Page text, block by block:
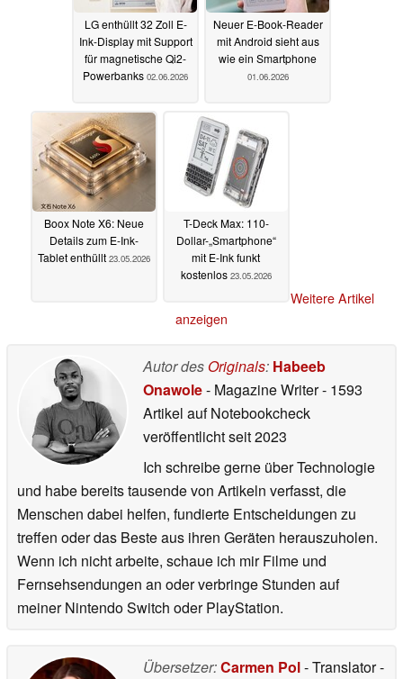
LG enthüllt 32 Zoll E-
Ink-Display mit Support
für magnetische Qi2-
Powerbanks 02.06.2026
Neuer E-Book-Reader
mit Android sieht aus
wie ein Smartphone
01.06.2026
Boox Note X6: Neue
Details zum E-Ink-
Tablet enthüllt 23.05.2026
T-Deck Max: 110-
Dollar-„Smartphone“
mit E-Ink funkt
kostenlos 23.05.2026
Weitere Artikel
anzeigen
Autor des Originals: Habeeb
Onawole- Magazine Writer- 1593
Artikel auf Notebookcheck
veröffentlichtseit 2023
Ich schreibe gerne über Technologie
und habe bereits tausende von Artikeln verfasst, die
Menschen dabei helfen, fundierte Entscheidungen zu
treffen oder das Beste aus ihren Geräten herauszuholen.
Wenn ich nicht arbeite, schaue ich mir Filme und
Fernsehsendungen an oder verbringe Stunden auf
meiner Nintendo Switch oder PlayStation.
Übersetzer:Carmen Pol- Translator-